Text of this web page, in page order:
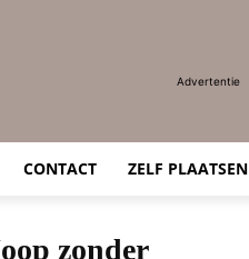
Advertentie
CONTACT ZELF PLAATSEN
zonder